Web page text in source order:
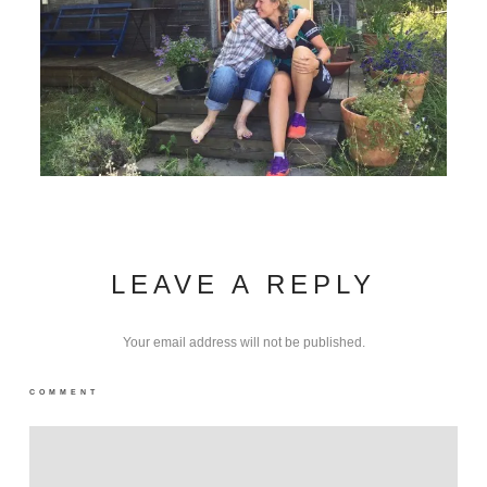
LEAVE A REPLY
Your email address will not be published.
COMMENT